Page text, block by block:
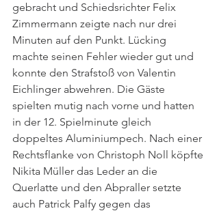
gebracht und Schiedsrichter Felix
Zimmermann zeigte nach nur drei
Minuten auf den Punkt. Lücking
machte seinen Fehler wieder gut und
konnte den Strafstoß von Valentin
Eichlinger abwehren. Die Gäste
spielten mutig nach vorne und hatten
in der 12. Spielminute gleich
doppeltes Aluminiumpech. Nach einer
Rechtsflanke von Christoph Noll köpfte
Nikita Müller das Leder an die
Querlatte und den Abpraller setzte
auch Patrick Palfy gegen das